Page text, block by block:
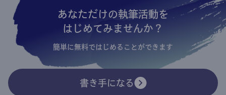
あなただけの執筆活動を
はじめてみませんか？
簡単に無料ではじめることができます
書き手になる